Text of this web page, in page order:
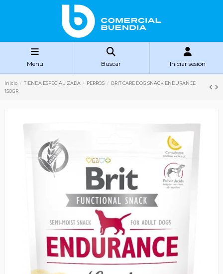
Menu Buscar Iniciar sesión
Inicio TIENDA ESPECIALIZADA PERROS
BRIT CARE DOG SNACK ENDURANCE
150GR